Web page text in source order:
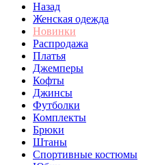
Назад
Женская одежда
Новинки
Распродажа
Платья
Джемперы
Кофты
Джинсы
Футболки
Комплекты
Брюки
Штаны
Спортивные костюмы